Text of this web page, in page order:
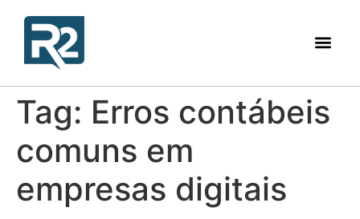
Tag: Erros contábeis
comuns em
empresas digitais